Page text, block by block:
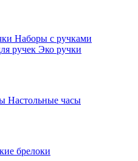
Наборы с ручками
ручек Эко ручки
Настольные часы
брелоки